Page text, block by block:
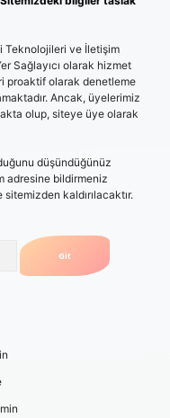
Teknolojileri ve İletişim
Sağlayıcı olarak hizmet
proaktif olarak denetleme
Ancak, üyelerimiz
olup, siteye üye olarak
düşündüğünüz
adresine bildirmeniz
kaldırılacaktır.